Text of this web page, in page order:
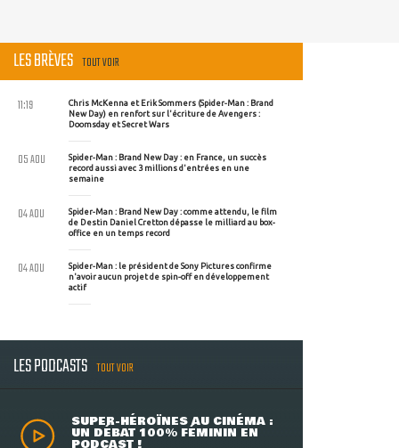
LES BRÈVES TOUT VOIR
Chris McKenna et Erik Sommers (Spider-Man : Brand
New Day) en renfort sur l'écriture de Avengers :
Doomsday et Secret Wars
11:19
Spider-Man : Brand New Day : en France, un succès
record aussi avec 3 millions d'entrées en une
semaine
05 AOU
Spider-Man : Brand New Day : comme attendu, le film
de Destin Daniel Cretton dépasse le milliard au box-
office en un temps record
04 AOU
Spider-Man : le président de Sony Pictures confirme
n'avoir aucun projet de spin-off en développement
actif
04 AOU
LES PODCASTS TOUT VOIR
SUPER-HÉROÏNES AU CINÉMA :
UN DÉBAT 100% FÉMININ EN
PODCAST !